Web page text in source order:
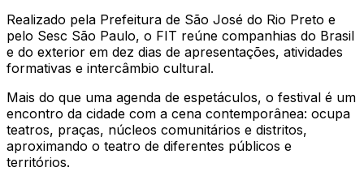
Realizado pela Prefeitura de São José do Rio Preto e
pelo Sesc São Paulo, o FIT reúne companhias do Brasil
e do exterior em dez dias de apresentações, atividades
formativas e intercâmbio cultural.
Mais do que uma agenda de espetáculos, o festival é um
encontro da cidade com a cena contemporânea: ocupa
teatros, praças, núcleos comunitários e distritos,
aproximando o teatro de diferentes públicos e
territórios.